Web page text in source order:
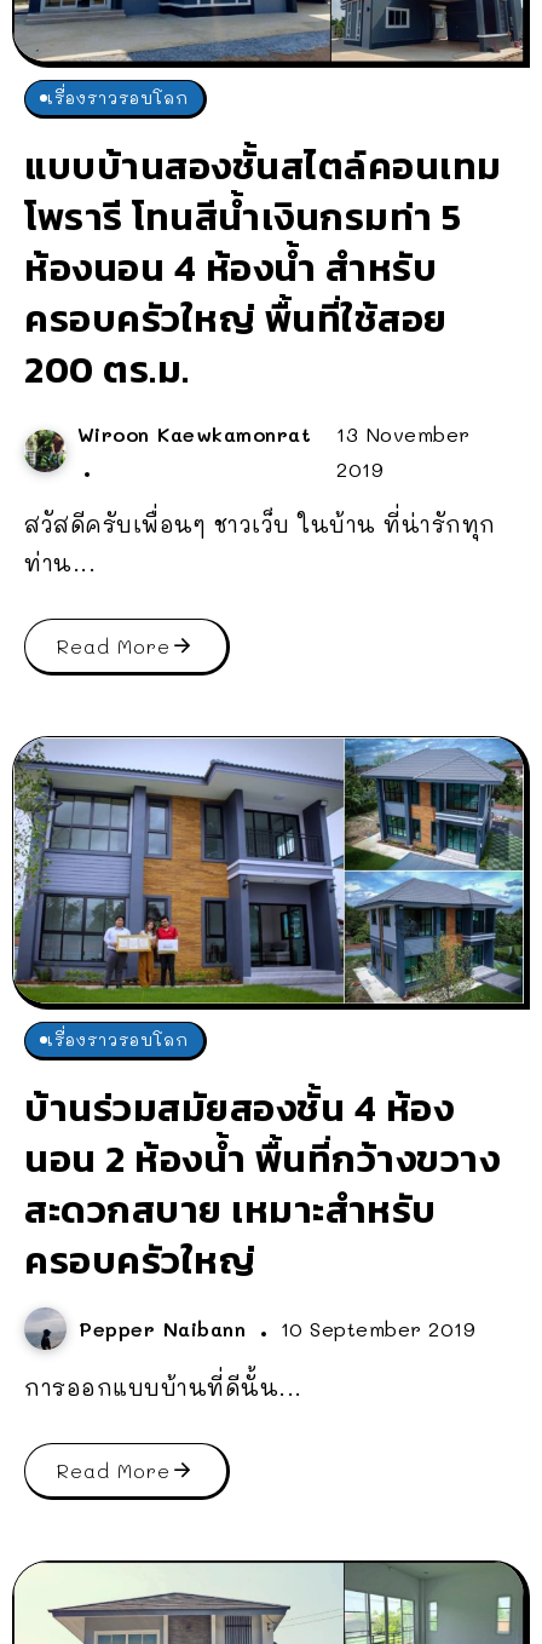
เรื่องราวรอบโลก
แบบบ้านสองชั้นสไตล์คอนเทม
โพรารี โทนสีน้ำเงินกรมท่า 5
ห้องนอน 4 ห้องน้ำ สำหรับ
ครอบครัวใหญ่ พื้นที่ใช้สอย
200 ตร.ม.
Wiroon Kaewkamonrat
13 November
2019
สวัสดีครับเพื่อนๆ ชาวเว็บ ในบ้าน ที่น่ารักทุก
ท่าน...
Read More
เรื่องราวรอบโลก
บ้านร่วมสมัยสองชั้น 4 ห้อง
นอน 2 ห้องน้ำ พื้นที่กว้างขวาง
สะดวกสบาย เหมาะสำหรับ
ครอบครัวใหญ่
Pepper Naibann 10 September 2019
การออกแบบบ้านที่ดีนั้น...
Read More